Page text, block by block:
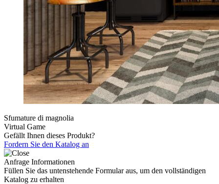
Sfumature di magnolia
Virtual Game
Gefällt Ihnen dieses Produkt?
Fordern Sie den Katalog an
Anfrage Informationen
Füllen Sie das untenstehende Formular aus, um den vollständigen
Katalog zu erhalten